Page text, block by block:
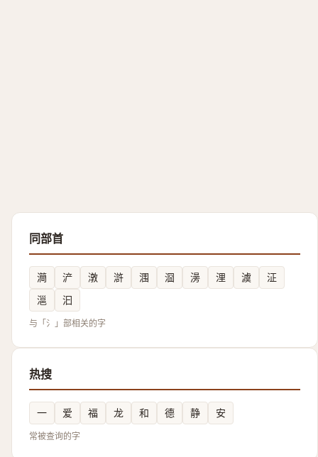
同部首
㶕 浐 潡 滸 涠 㴄 澷 浬 澞
泟
㴩
汩
与「氵」部相关的字
热搜
一 爱 福 龙 和 德 静 安
常被查询的字